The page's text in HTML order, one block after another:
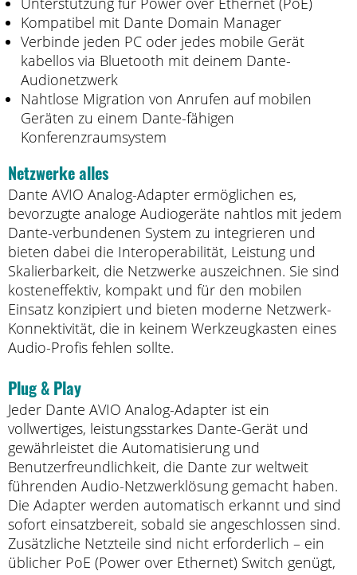
Kompatibel mit Dante Domain Manager
Verbinde jeden PC oder jedes mobile Gerät
kabellos via Bluetooth mit deinem Dante-
Audionetzwerk
Nahtlose Migration von Anrufen auf mobilen
Geräten zu einem Dante-fähigen
Konferenzraumsystem
Netzwerke alles
Dante AVIO Analog-Adapter ermöglichen es,
bevorzugte analoge Audiogeräte nahtlos mit jedem
Dante-verbundenen System zu integrieren und
bieten dabei die Interoperabilität, Leistung und
Skalierbarkeit, die Netzwerke auszeichnen. Sie sind
kosteneffektiv, kompakt und für den mobilen
Einsatz konzipiert und bieten moderne Netzwerk-
Konnektivität, die in keinem Werkzeugkasten eines
Audio-Profis fehlen sollte.
Plug & Play
Jeder Dante AVIO Analog-Adapter ist ein
vollwertiges, leistungsstarkes Dante-Gerät und
gewährleistet die Automatisierung und
Benutzerfreundlichkeit, die Dante zur weltweit
führenden Audio-Netzwerklösung gemacht haben.
Die Adapter werden automatisch erkannt und sind
sofort einsatzbereit, sobald sie angeschlossen sind.
Zusätzliche Netzteile sind nicht erforderlich – ein
üblicher PoE (Power over Ethernet) Switch genügt,